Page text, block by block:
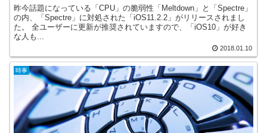
昨今話題になっている「CPU」の脆弱性「Meltdown」と「Spectre」
の内、「Spectre」に対処された「iOS11.2.2」がリリースされまし
た。 全ユーザーに更新が推奨されていますので、「iOS10」が好き
な人も...
2018.01.10
時事